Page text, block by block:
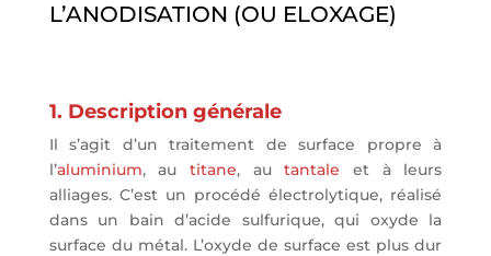
L’ANODISATION (OU ELOXAGE)
1. Description générale
Il s’agit d’un traitement de surface propre à
l’aluminium, autitane, autantale et à leurs
alliages. C’est un procédé électrolytique, réalisé
dans un bain d’acide sulfurique, qui oxyde la
surface du métal. L’oxyde de surface est plus dur